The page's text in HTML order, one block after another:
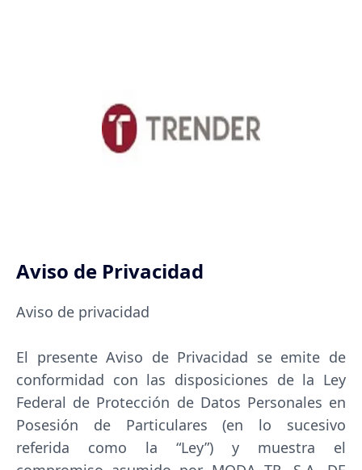
Aviso de Privacidad
Aviso de privacidad
El presente Aviso de Privacidad se emite de
conformidad con las disposiciones de la Ley
Federal de Protección de Datos Personales en
Posesión de Particulares (en lo sucesivo
referida como la “Ley”) y muestra el